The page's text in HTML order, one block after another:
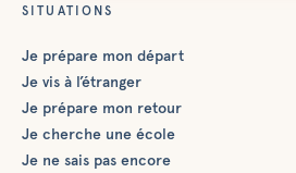
SITUATIONS
Je prépare mon départ
Je vis à l’étranger
Je prépare mon retour
Je cherche une école
Je ne sais pas encore